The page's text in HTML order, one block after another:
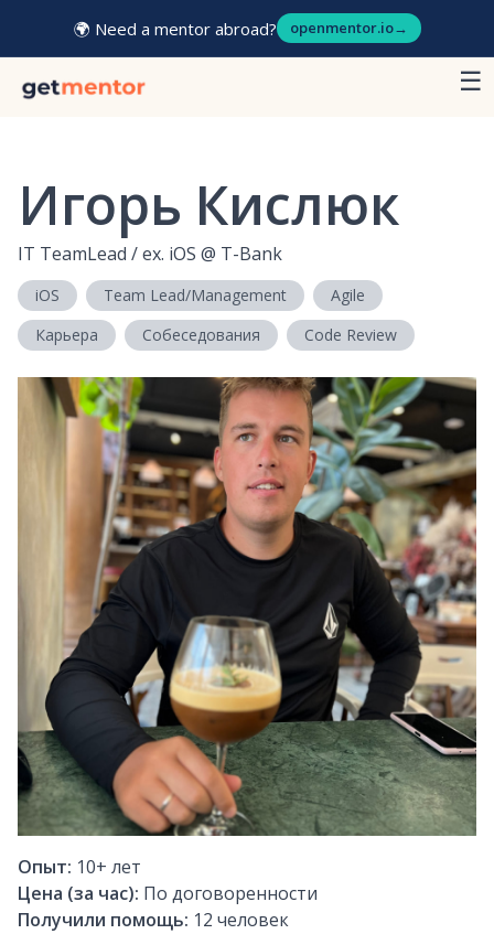
🌍 Need a mentor abroad? openmentor.io→
☰
Игорь Кислюк
IT TeamLead / ex. iOS @ T-Bank
iOS Team Lead/Management
Agile
Карьера
Собеседования Code Review
Опыт: 10+ лет
Цена (за час): По договоренности
Получили помощь: 12 человек